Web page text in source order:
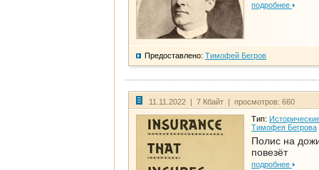
подробнее
Предоставлено: Тимофей Бегров
11.11.2022 | 7 Кбайт | просмотров: 660
Тип:
Тимофея Бегрова
Полис на
повезёт
подробнее